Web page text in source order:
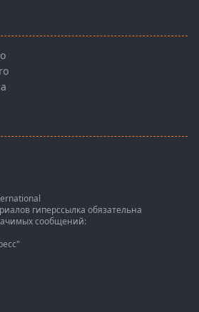
гиперссылка обязательна
сообщений: